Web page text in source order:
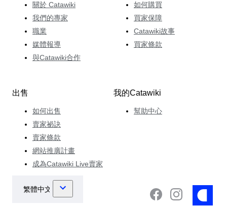
關於 Catawiki
我們的專家
職業
媒體報導
與Catawiki合作
如何購買
買家保障
Catawiki故事
買家條款
出售
如何出售
賣家祕訣
賣家條款
網站推廣計畫
成為Catawiki Live賣家
我的Catawiki
幫助中心